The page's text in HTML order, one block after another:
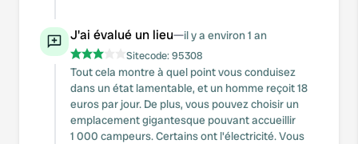
J'ai évalué un lieu—il y a environ 1 an
Sitecode:95308
Tout cela montre à quel point vous conduisez
dans un état lamentable, et un homme reçoit 18
euros par jour. De plus, vous pouvez choisir un
emplacement gigantesque pouvant accueillir
1 000 campeurs. Certains ont l'électricité. Vous